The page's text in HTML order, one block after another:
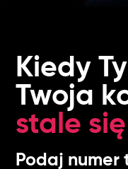
Kiedy
Twoja
stale
Podaj numer